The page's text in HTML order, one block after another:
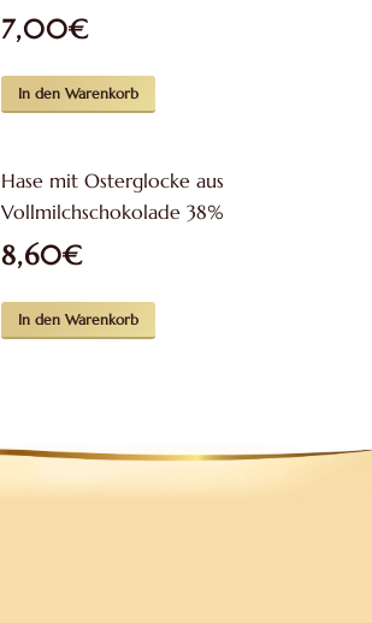
der
Produktseite
7,00€
In den Warenkorb
Hase mit Osterglocke aus
Vollmilchschokolade 38%
8,60€
In den Warenkorb